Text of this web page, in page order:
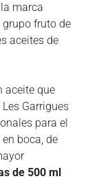
marca
grupo fruto de
aceites de
aceite que
Garrigues
para el
boca, de
de 500 ml